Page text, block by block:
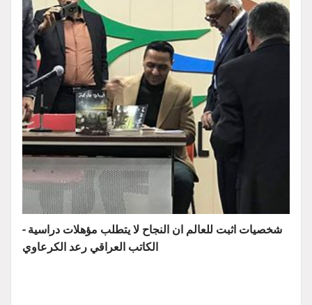
شخصيات اثبت للعالم ان النجاح لا يتطلب مؤهلات دراسية -
الكاتب العراقي رعد الكرعاوي